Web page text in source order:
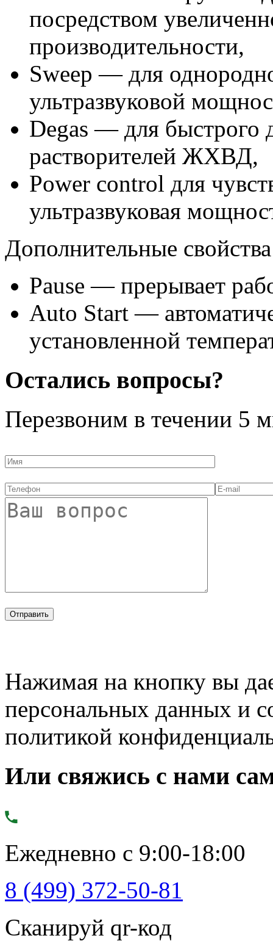
посредством
производительности,
Sweep — для
ультразвуковой
Degas — для быстрого
растворителей ЖХВД,
Power control для
ультразвуковая
Дополнительные
Pause — прерывает
Auto Start —
установленной
Остались вопросы?
Перезвоним в течении 5
Нажимая на кнопку вы
персональных данных и
политикой
Или свяжись с нами
Ежедневно с 9:00-18:00
8 (499) 372-50-81
Сканируй qr-код